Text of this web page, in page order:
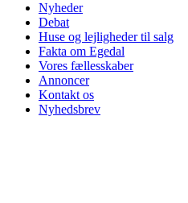
Nyheder
Debat
Huse og lejligheder til salg
Fakta om Egedal
Vores fællesskaber
Annoncer
Kontakt os
Nyhedsbrev